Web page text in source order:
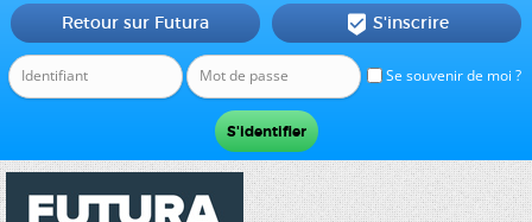
Se souvenir de moi ?
Retour sur Futura  S'inscrire